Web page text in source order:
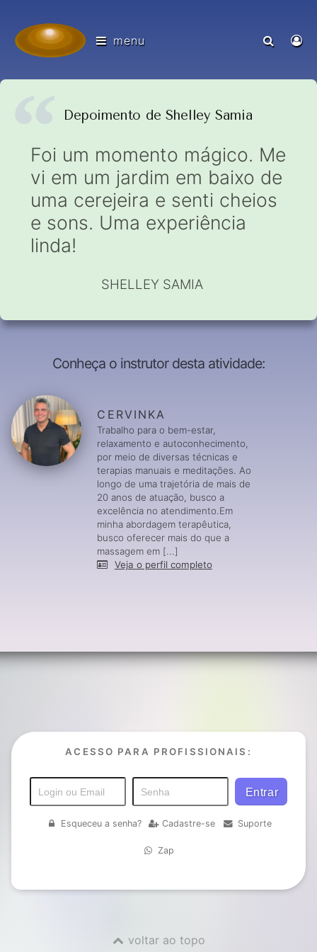
menu
Depoimento de Shelley Samia
Foi um momento mágico. Me
vi em um jardim em baixo de
uma cerejeira e senti cheios
e sons. Uma experiência
linda!
SHELLEY SAMIA
Conheça o instrutor desta atividade:
CERVINKA
Trabalho para o bem-estar,
relaxamento e autoconhecimento,
por meio de diversas técnicas e
terapias manuais e meditações. Ao
longo de uma trajetória de mais de
20 anos de atuação, busco a
excelência no atendimento.Em
minha abordagem terapêutica,
busco oferecer mais do que a
massagem em [...]
Veja o perfil completo
ACESSO PARA PROFISSIONAIS:
Esqueceu a senha? Cadastre-se Suporte
Zap
voltar ao topo